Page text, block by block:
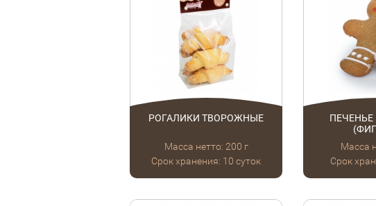
РОГАЛИКИ ТВОРОЖНЫЕ
Масса нетто: 200 г
Срок хранения: 10 суток
Масса
Срок